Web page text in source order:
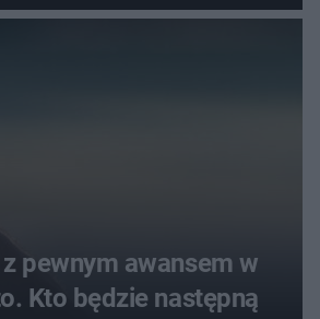
pewnym awansem w
Kto będzie następną